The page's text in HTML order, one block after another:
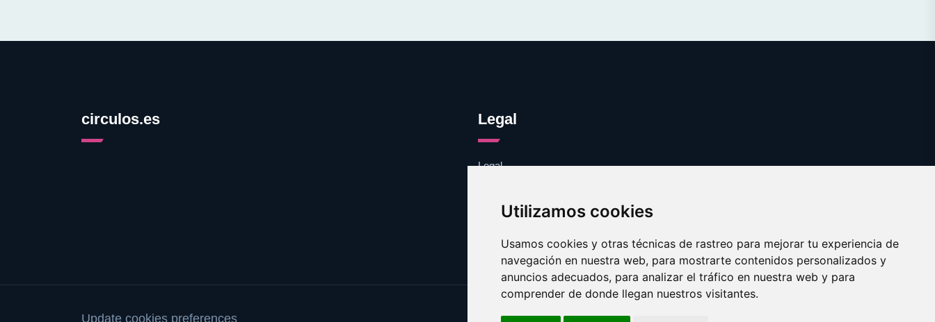
Utilizamos cookies
Usamos cookies y otras técnicas de rastreo para mejorar tu experiencia de
navegación en nuestra web, para mostrarte contenidos personalizados y
anuncios adecuados, para analizar el tráfico en nuestra web y para
comprender de donde llegan nuestros visitantes.
circulos.es Legal
Legal
Contacto
Update cookies preferences